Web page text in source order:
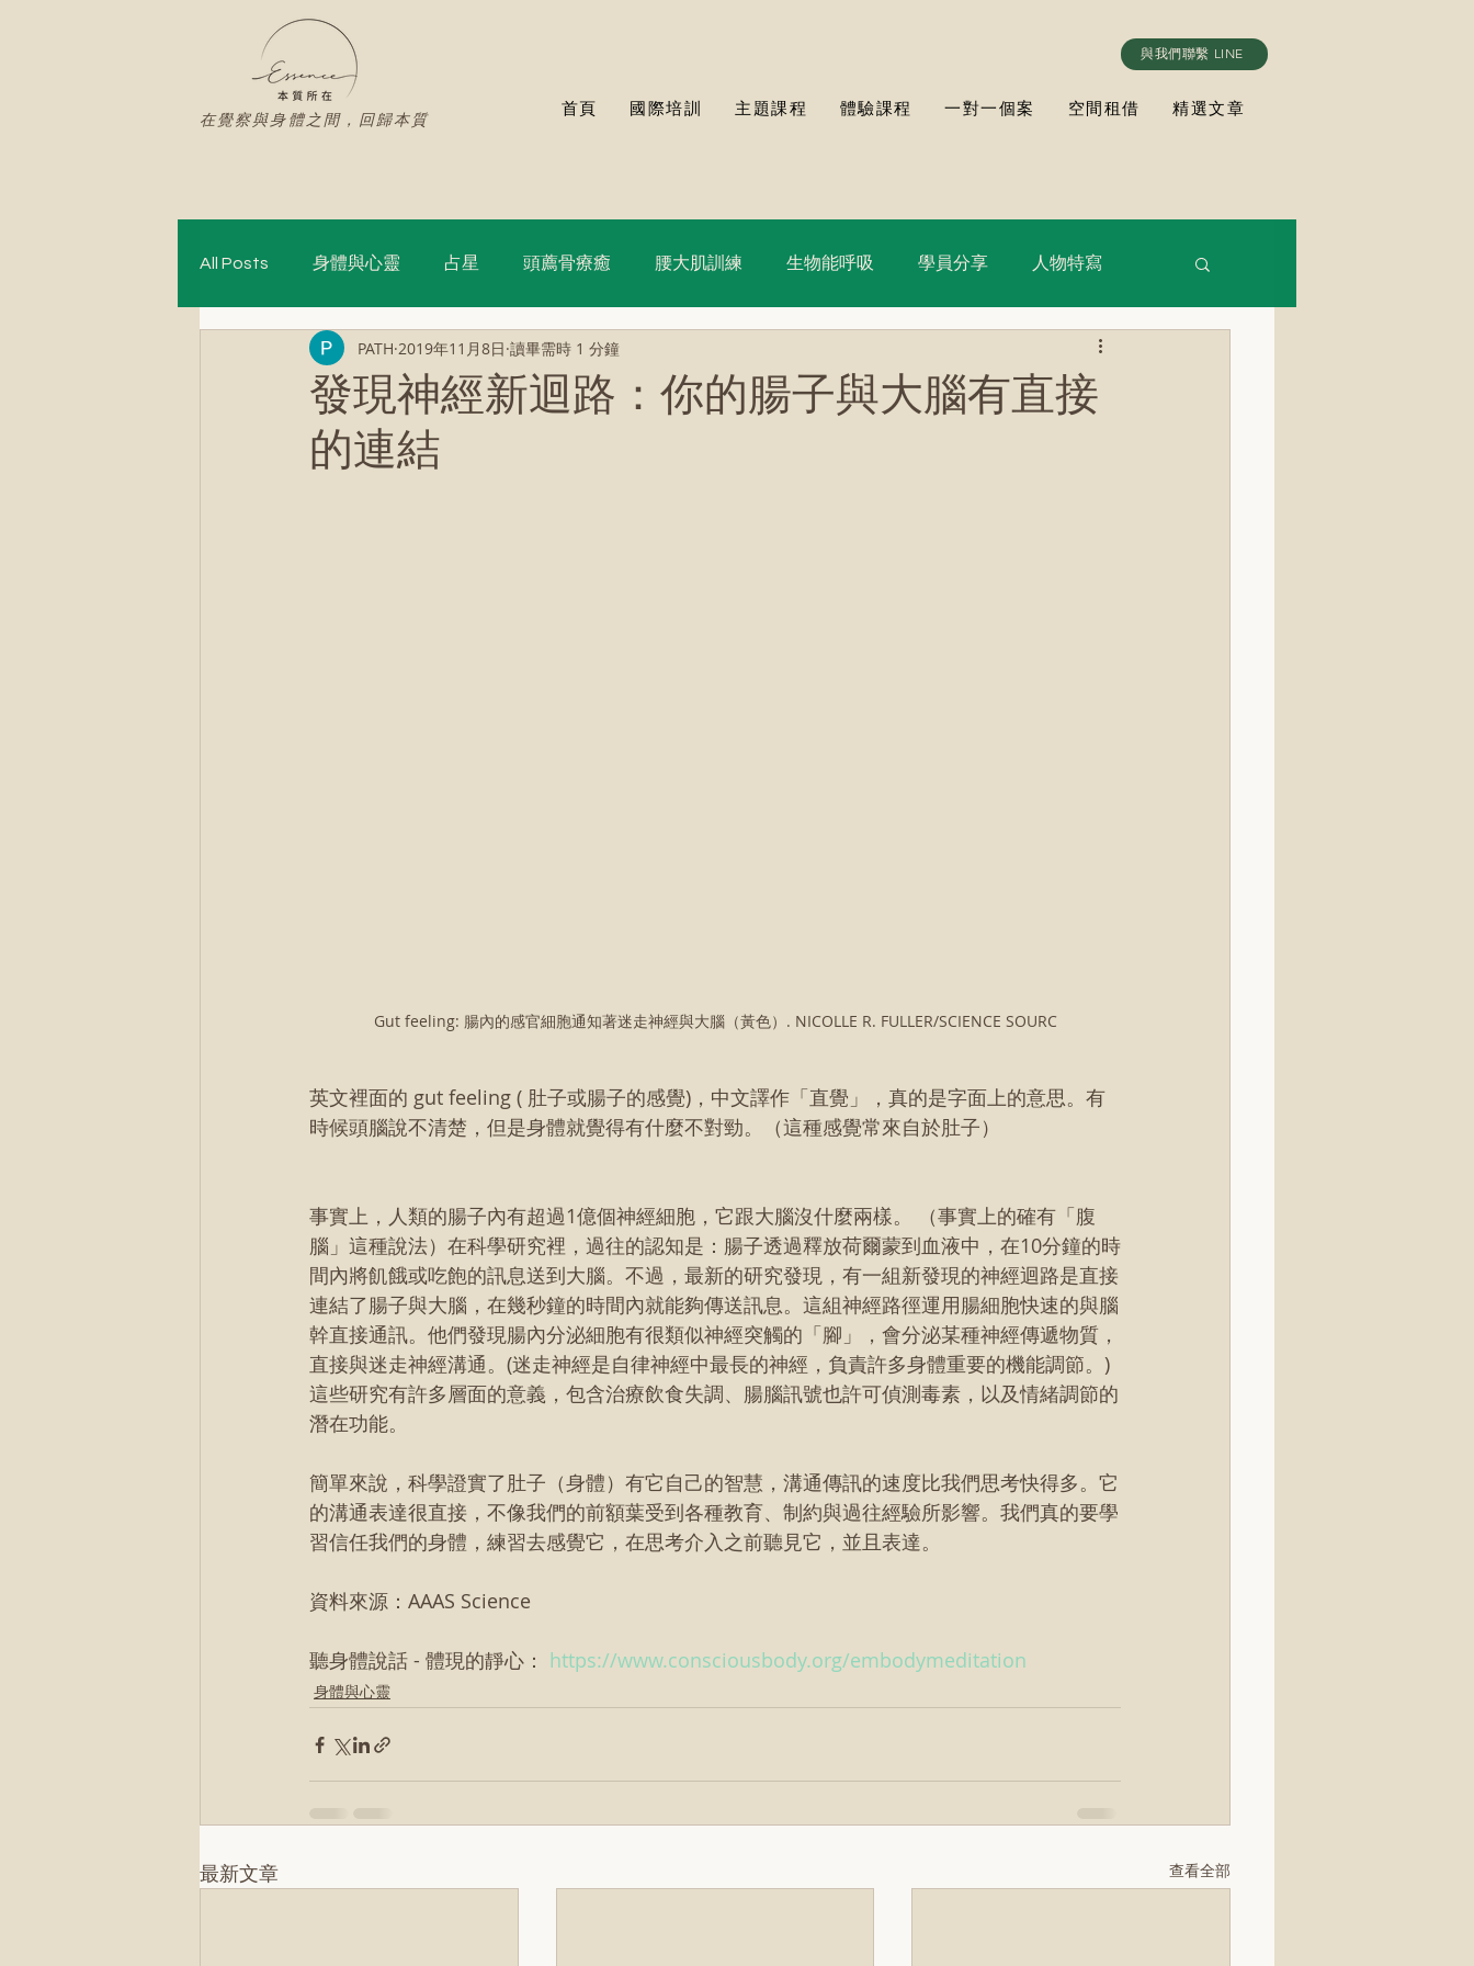
在覺察與身體之間，回歸本質
與我們聯繫 LINE
首頁 國際培訓 主題課程 體驗課程 一對一個案 空間租借 精選文章
All Posts 身體與心靈 占星 頭薦骨療癒 腰大肌訓練 生物能呼吸 學員分享 人物特寫
神聖舞蹈
發現神經新迴路：你的腸子與大腦有直接
的連結
PATH 2019年11月8日 讀畢需時 1 分鐘
Gut feeling: 腸內的感官細胞通知著迷走神經與大腦（黃色）. NICOLLE R. FULLER/SCIENCE SOURC
英文裡面的 gut feeling ( 肚子或腸子的感覺)，中文譯作「直覺」，真的是字面上的意思。有
時候頭腦說不清楚，但是身體就覺得有什麼不對勁。（這種感覺常來自於肚子）
事實上，人類的腸子內有超過1億個神經細胞，它跟大腦沒什麼兩樣。 （事實上的確有「腹
腦」這種說法）在科學研究裡，過往的認知是：腸子透過釋放荷爾蒙到血液中，在10分鐘的時
間內將飢餓或吃飽的訊息送到大腦。不過，最新的研究發現，有一組新發現的神經迴路是直接
連結了腸子與大腦，在幾秒鐘的時間內就能夠傳送訊息。這組神經路徑運用腸細胞快速的與腦
幹直接通訊。他們發現腸內分泌細胞有很類似神經突觸的「腳」，會分泌某種神經傳遞物質，
直接與迷走神經溝通。(迷走神經是自律神經中最長的神經，負責許多身體重要的機能調節。)
這些研究有許多層面的意義，包含治療飲食失調、腸腦訊號也許可偵測毒素，以及情緒調節的
潛在功能。
簡單來說，科學證實了肚子（身體）有它自己的智慧，溝通傳訊的速度比我們思考快得多。它
的溝通表達很直接，不像我們的前額葉受到各種教育、制約與過往經驗所影響。我們真的要學
習信任我們的身體，練習去感覺它，在思考介入之前聽見它，並且表達。
資料來源：AAAS Science
聽身體說話 - 體現的靜心： https://www.consciousbody.org/embodymeditation
身體與心靈
最新文章 查看全部